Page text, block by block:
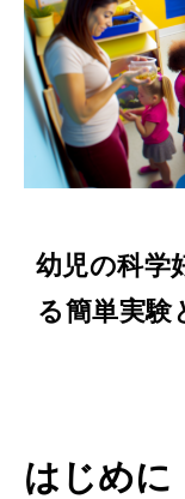
幼児の科学
る簡単実験
はじめに